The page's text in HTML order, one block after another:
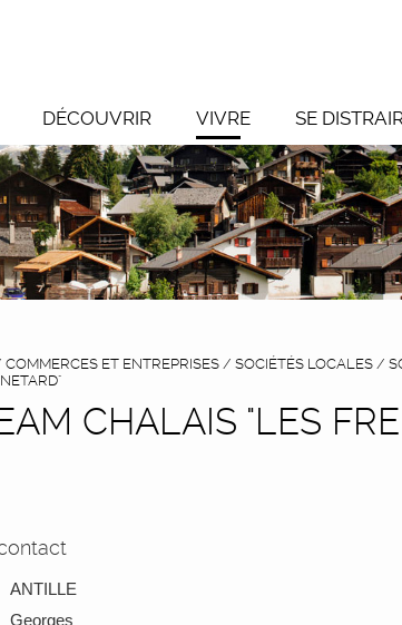
DÉCOUVRIR VIVRE SE
COMMERCES ET ENTREPRISES / SOCIÉTÉS LOCALES /
CHALAIS "LES
ANTILLE
Georges